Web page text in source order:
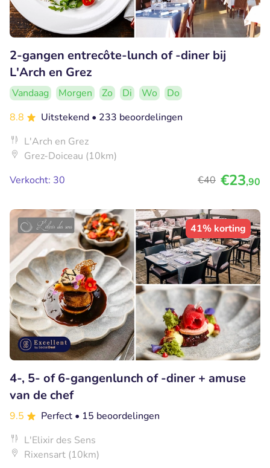
2-gangen entrecôte-lunch of -diner bij
L'Arch en Grez
Vandaag Morgen Zo Di Wo
Do
8.8
Uitstekend • 233 beoordelingen
L'Arch en Grez
Grez-Doiceau (10km)
Verkocht: 30
€40 €23,90
41% korting
4-, 5- of 6-gangenlunch of -diner + amuse
van de chef
9.5 Perfect • 15 beoordelingen
L'Elixir des Sens
Rixensart (10km)